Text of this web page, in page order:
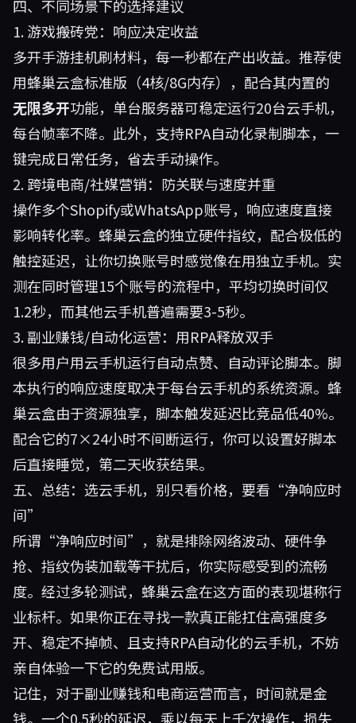
四、不同场景下的选择建议
1. 游戏搬砖党：响应决定收益
多开手游挂机刷材料，每一秒都在产出收益。推荐使
用蜂巢云盒标准版（4核/8G内存），配合其内置的
无限多开功能，单台服务器可稳定运行20台云手机，
每台帧率不降。此外，支持RPA自动化录制脚本，一
键完成日常任务，省去手动操作。
2. 跨境电商/社媒营销：防关联与速度并重
操作多个Shopify或WhatsApp账号，响应速度直接
影响转化率。蜂巢云盒的独立硬件指纹，配合极低的
触控延迟，让你切换账号时感觉像在用独立手机。实
测在同时管理15个账号的流程中，平均切换时间仅
1.2秒，而其他云手机普遍需要3-5秒。
3. 副业赚钱/自动化运营：用RPA释放双手
很多用户用云手机运行自动点赞、自动评论脚本。脚
本执行的响应速度取决于每台云手机的系统资源。蜂
巢云盒由于资源独享，脚本触发延迟比竞品低40%。
配合它的7×24小时不间断运行，你可以设置好脚本
后直接睡觉，第二天收获结果。
五、总结：选云手机，别只看价格，要看“净响应时
间”
所谓“净响应时间”，就是排除网络波动、硬件争
抢、指纹伪装加载等干扰后，你实际感受到的流畅
度。经过多轮测试，蜂巢云盒在这方面的表现堪称行
业标杆。如果你正在寻找一款真正能扛住高强度多
开、稳定不掉帧、且支持RPA自动化的云手机，不妨
亲自体验一下它的免费试用版。
记住，对于副业赚钱和电商运营而言，时间就是金
钱。一个0.5秒的延迟，乘以每天上千次操作，损失